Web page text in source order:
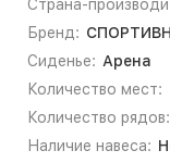
Страна-
Бренд:
Сиденье: Арена
Количество мест:
Количество рядов:
Наличие навеса: